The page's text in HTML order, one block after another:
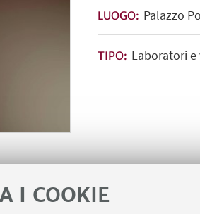
I COOKIE
LUOGO: Palazzo
TIPO: Laboratori